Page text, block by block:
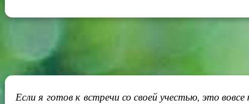
Если я готов к встречи со своей учестью, это